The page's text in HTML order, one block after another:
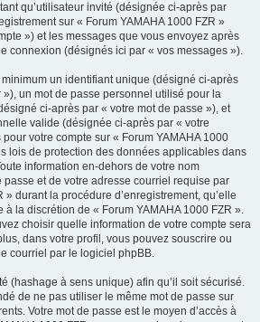
qu’utilisateur invité (désignée ci-après par
sur « Forum YAMAHA 1000 FZR »
») et les messages que vous envoyez après
connexion (désignés ici par « vos messages »).
un identifiant unique (désigné ci-après
»), un mot de passe personnel utilisé pour la
ci-après par « votre mot de passe »), et
valide (désignée ci-après par « votre
votre compte sur « Forum YAMAHA 1000
lois de protection des données applicables dans
information en-dehors de votre nom
passe et de votre adresse courriel requise par
» durant la procédure d’enregistrement, qu’elle
la discrétion de « Forum YAMAHA 1000 FZR ».
choisir quelle information de votre compte sera
dans votre profil, vous pouvez souscrire ou
courriel par le logiciel phpBB.
(hashage à sens unique) afin qu’il soit sécurisé.
de ne pas utiliser le même mot de passe sur
Votre mot de passe est le moyen d’accès à